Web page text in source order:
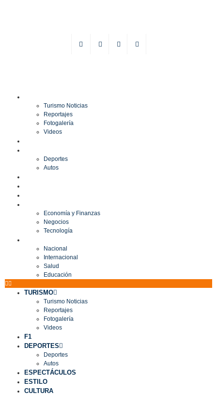
Turismo Noticias
Reportajes
Fotogalería
Videos
Deportes
Autos
Economía y Finanzas
Negocios
Tecnología
Nacional
Internacional
Salud
Educación
TURISMO
Turismo Noticias
Reportajes
Fotogalería
Videos
F1
DEPORTES
Deportes
Autos
ESPECTÁCULOS
ESTILO
CULTURA